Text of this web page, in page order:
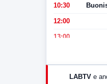
10:30
12:00
13:00
LABTV e